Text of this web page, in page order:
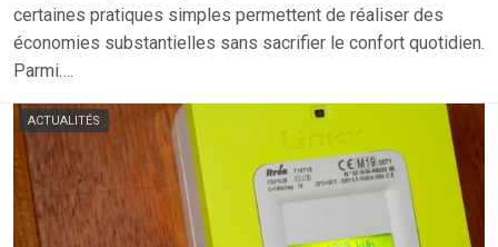
certaines pratiques simples permettent de réaliser des
économies substantielles sans sacrifier le confort quotidien.
Parmi….
ACTUALITÉS